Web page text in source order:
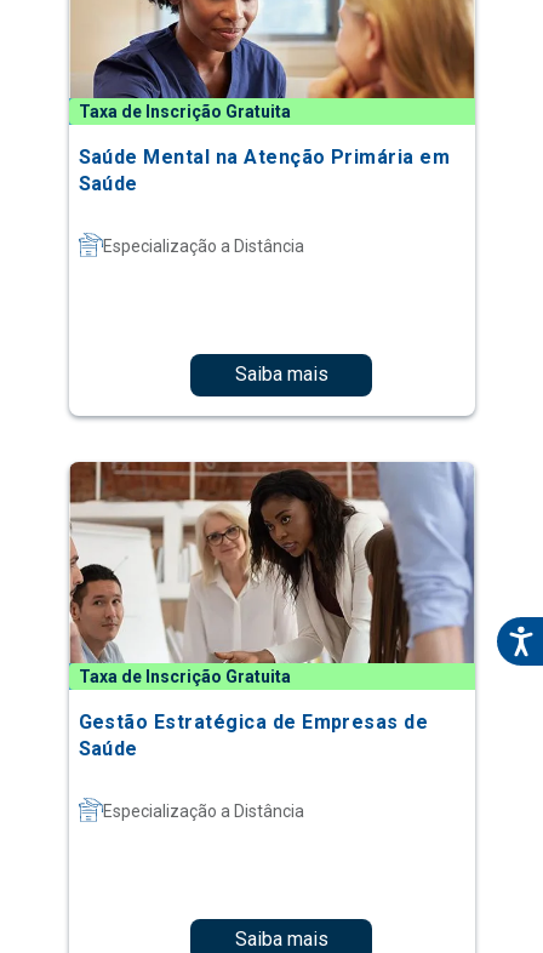
Taxa de Inscrição Gratuita
Saúde Mental na Atenção Primária em
Saúde
Especialização a Distância
Saiba mais
Taxa de Inscrição Gratuita
Gestão Estratégica de Empresas de
Saúde
Especialização a Distância
Saiba mais